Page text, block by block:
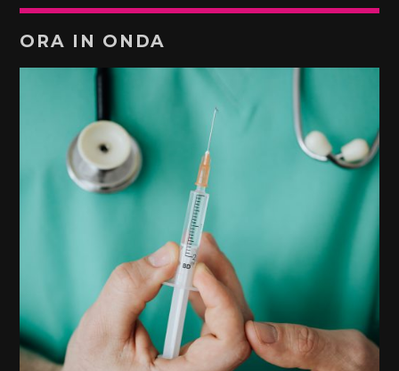
ORA IN ONDA